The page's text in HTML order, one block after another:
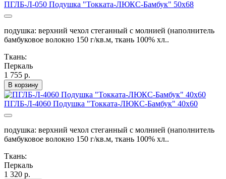
ПГЛБ-Л-050 Подушка "Токката-ЛЮКС-Бамбук" 50х68
подушка: верхний чехол стеганный с молнией (наполнитель
бамбуковое волокно 150 г/кв.м, ткань 100% хл..
Ткань:
Перкаль
1 755 р.
В корзину
ПГЛБ-Л-4060 Подушка "Токката-ЛЮКС-Бамбук" 40х60
подушка: верхний чехол стеганный с молнией (наполнитель
бамбуковое волокно 150 г/кв.м, ткань 100% хл..
Ткань:
Перкаль
1 320 р.